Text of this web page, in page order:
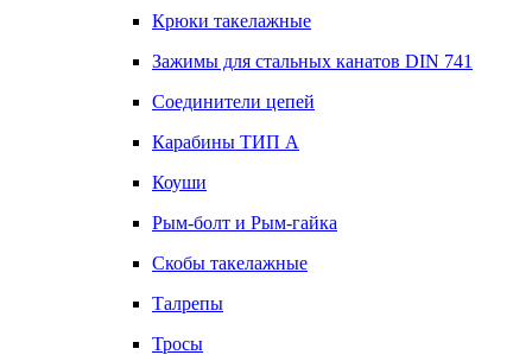
Крюки такелажные
Зажимы для стальных канатов DIN 741
Соединители цепей
Карабины ТИП А
Коуши
Рым-болт и Рым-гайка
Скобы такелажные
Талрепы
Тросы